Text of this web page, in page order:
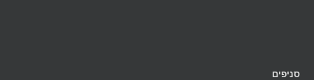
סניפים